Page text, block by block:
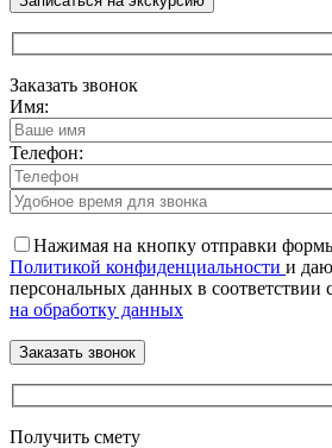
Заказать звонок
Имя:
Телефон:
Нажимая на кнопку отправки
Политикой конфиденциальности и даю
персональных данных в соответствии
на обработку данных
Получить смету